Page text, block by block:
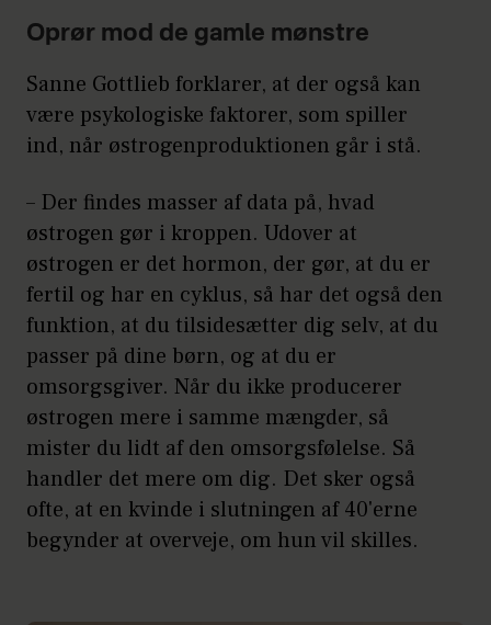
Oprør mod de gamle mønstre
Sanne Gottlieb forklarer, at der også kan
være psykologiske faktorer, som spiller
ind, når østrogenproduktionen går i stå.
– Der findes masser af data på, hvad
østrogen gør i kroppen. Udover at
østrogen er det hormon, der gør, at du er
fertil og har en cyklus, så har det også den
funktion, at du tilsidesætter dig selv, at du
passer på dine børn, og at du er
omsorgsgiver. Når du ikke producerer
østrogen mere i samme mængder, så
mister du lidt af den omsorgsfølelse. Så
handler det mere om dig. Det sker også
ofte, at en kvinde i slutningen af 40'erne
begynder at overveje, om hun vil skilles.